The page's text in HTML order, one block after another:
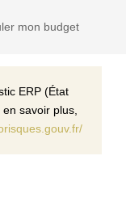
mon budget
ERP (État
savoir plus,